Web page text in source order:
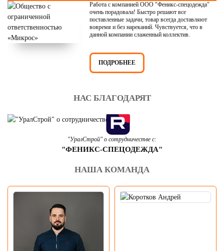
Работа с компанией ООО "Феникс-спецодежда"
очень порадовала! Быстро решают все
поставленные задачи, товар всегда доставляют
вовремя и без нареканий. Чувствуется, что в
данной компании слаженный коллектив.
ПОДРОБНЕЕ
НАС БЛАГОДАРЯТ
"УралСтрой" о сотрудничестве с:
"ФЕНИКС-СПЕЦОДЕЖДА"
НАША КОМАНДА